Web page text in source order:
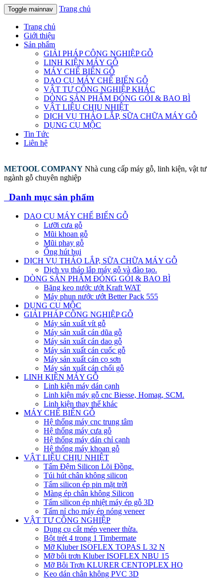
Toggle mainnav Trang chủ
Trang chủ
Giới thiệu
Sản phẩm
GIẢI PHÁP CÔNG NGHIỆP GỖ
LINH KIỆN MÁY GỖ
MÁY CHẾ BIẾN GỖ
DAO CỤ MÁY CHẾ BIẾN GỖ
VẬT TƯ CÔNG NGHIỆP KHÁC
DÒNG SẢN PHẨM ĐÓNG GÓI & BAO BÌ
VẬT LIỆU CHỊU NHIỆT
DỊCH VỤ THÁO LẮP, SỮA CHỮA MÁY GỖ
DỤNG CỤ MỘC
Tin Tức
Liên hệ
METOOL COMPANY Nhà cung cấp máy gỗ, linh kiện, vật tư
ngành gỗ chuyên nghiệp
Danh mục sản phẩm
DAO CỤ MÁY CHẾ BIẾN GỖ
Lưỡi cưa gỗ
Mũi khoan gỗ
Mũi phay gỗ
Ống hút bụi
DỊCH VỤ THÁO LẮP, SỮA CHỮA MÁY GỖ
Dịch vụ tháo lắp máy gỗ và đào tạo.
DÒNG SẢN PHẨM ĐÓNG GÓI & BAO BÌ
Băng keo nước ướt Kraft WAT
Máy phun nước ướt Better Pack 555
DỤNG CỤ MỘC
GIẢI PHÁP CÔNG NGHIỆP GỖ
Máy sản xuất vít gỗ
Máy sản xuất cán dũa gỗ
Máy sản xuất cán dao gỗ
Máy sản xuất cán cuốc gỗ
Máy sản xuất cán cọ sơn
Máy sản xuất cán chổi gỗ
LINH KIỆN MÁY GỖ
Linh kiện máy dán cạnh
Linh kiện máy gỗ cnc Biesse, Homag, SCM.
Linh kiện thay thế khác
MÁY CHẾ BIẾN GỖ
Hệ thống máy cnc trung tâm
Hệ thống máy cưa gỗ
Hệ thống máy dán chỉ cạnh
Hệ thống máy khoan gỗ
VẬT LIỆU CHỊU NHIỆT
Tấm Đệm Silicon Lõi Đồng.
Túi hút chân không silicon
Tấm silicon ép pin mặt trời
Màng ép chân không Silicon
Tấm silicon ép nhiệt máy ép gỗ 3D
Tấm nỉ cho máy ép nóng veneer
VẬT TƯ CÔNG NGHIỆP
Dụng cụ cắt mép veneer thừa.
Bột trét 4 trong 1 Timbermate
Mỡ Kluber ISOFLEX TOPAS L 32 N
Mỡ bôi trơn Kluber ISOFLEX NBU 15
Mỡ Bôi Trơn KLURER CENTOPLEX HO
Keo dán chân không PVC 3D